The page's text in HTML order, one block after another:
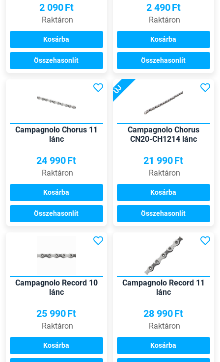
2 090Ft
Raktáron
Kosárba
Összehasonlít
2 490Ft
Raktáron
Kosárba
Összehasonlít
Campagnolo Chorus 11
lánc
24 990Ft
Raktáron
Kosárba
Összehasonlít
ÚJ
Campagnolo Chorus
CN20-CH1214 lánc
21 990Ft
Raktáron
Kosárba
Összehasonlít
Campagnolo Record 10
lánc
25 990Ft
Raktáron
Kosárba
Campagnolo Record 11
lánc
28 990Ft
Raktáron
Kosárba